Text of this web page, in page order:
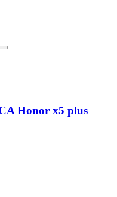
Honor x5 plus